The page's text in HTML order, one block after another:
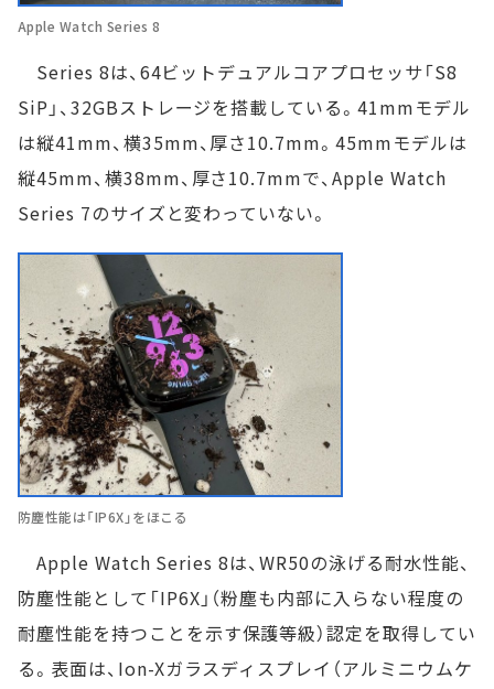
Apple Watch Series 8
Series 8は、64ビットデュアルコアプロセッサ「S8
SiP」、32GBストレージを搭載している。41mmモデル
は縦41mm、横35mm、厚さ10.7mm。45mmモデルは
縦45mm、横38mm、厚さ10.7mmで、Apple Watch
Series 7のサイズと変わっていない。
防塵性能は「IP6X」をほこる
Apple Watch Series 8は、WR50の泳げる耐水性能、
防塵性能として「IP6X」（粉塵も内部に入らない程度の
耐塵性能を持つことを示す保護等級）認定を取得してい
る。表面は、Ion-Xガラスディスプレイ（アルミニウムケ